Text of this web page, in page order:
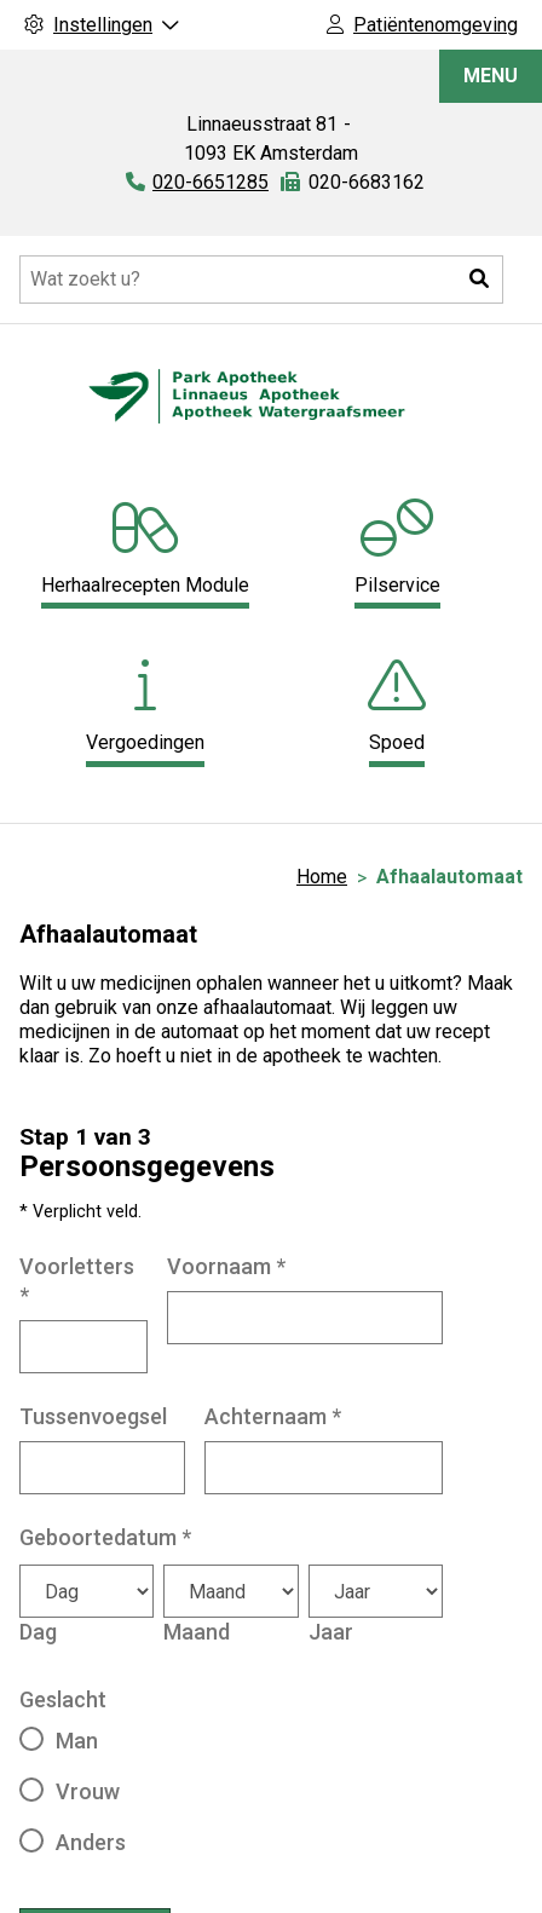
Instellingen Patiëntenomgeving
Linnaeusstraat 81
1093 EK Amsterdam
Tel:
020-6651285 Fax:
020-6683162
MENU
Herhaalrecepten Module Pilservice
Vergoedingen Spoed
Home Afhaalautomaat
Afhaalautomaat
Wilt u uw medicijnen ophalen wanneer het u uitkomt? Maak
dan gebruik van onze afhaalautomaat. Wij leggen uw
medicijnen in de automaat op het moment dat uw recept
klaar is. Zo hoeft u niet in de apotheek te wachten.
Stap 1 van 3
Persoonsgegevens
* Verplicht veld.
Voorletters
*
Voornaam *
Tussenvoegsel Achternaam *
Geboortedatum *
Dag Maand Jaar
Geslacht
Man
Vrouw
Anders